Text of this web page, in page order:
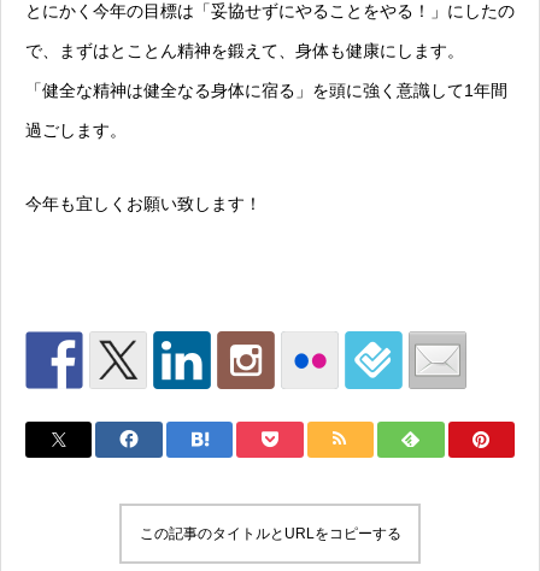
とにかく今年の目標は「妥協せずにやることをやる！」にしたの
で、まずはとことん精神を鍛えて、身体も健康にします。
「健全な精神は健全なる身体に宿る」を頭に強く意識して1年間
過ごします。
今年も宜しくお願い致します！
この記事のタイトルとURLをコピーする